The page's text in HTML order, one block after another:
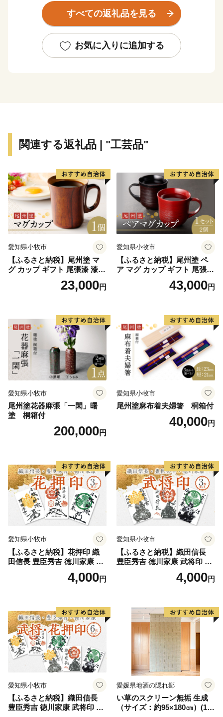
みどり市では、この豊かな自然と立地条件のなかで、人
びとが心豊かに生活できるまちづくりに取り組んでおり
また、市民の皆様はもとより、みどり市のまちづくりへ
の共感やふるさとへの思いを持つ方々にも、まちづくり
すべての返礼品を見る
お気に入りに追加する
関連する返礼品 | "工芸品"
愛知県小牧市
【ふるさと納税】尾州塗 マ
グ カップ ギフト 尾張漆 漆
漆器 漆器工芸 工芸品 芸術性
実用性 抗菌性 美味しく安全
ウイルス効果 お取り寄せ 愛
知県 小牧市 送料無料
23,000円
愛知県小牧市
【ふるさと納税】尾州塗 ペ
ア マグ カップ ギフト 尾張漆
漆 漆器 漆器工芸 工芸品 芸術
性 実用性 抗菌性 美味しく安
抗ウイルス効果 お取り寄せ
愛知県 小牧市 送料無料
43,000円
愛知県小牧市
尾州塗花器麻張「一閑」曙
塗 桐箱付
200,000円
愛知県小牧市
尾州塗麻布着夫婦箸 桐箱付
40,000円
愛知県小牧市
【ふるさと納税】花押印 織
田信長 豊臣秀吉 徳川家康 3
枚 セット 戦国 武将 小牧山城
墨絵 龍画師 書道アーティス
牧市 お取り寄せ 送料無料
4,000円
愛知県小牧市
【ふるさと納税】織田信長
豊臣秀吉 徳川家康 武将印 3
枚 セット イラスト 戦国 武将
小牧山城 墨絵 龍画師 書道ア
愛知県 小牧市 お取り寄せ 送
4,000円
愛知県小牧市
【ふるさと納税】織田信長
豊臣秀吉 徳川家康 武将印 花
愛媛県地酒の隠れ郷
い草のスクリーン無垢 生成
（サイズ：約95×180㎝）(14